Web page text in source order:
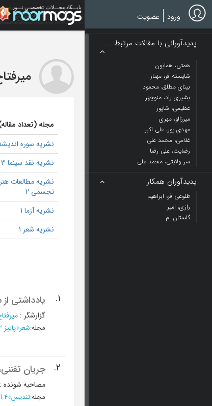
Skip
to
main
ورود عضویت
پدیدآورانی با مقالات مرتبط ...
همتی، همایون
شایسته فر، مهناز
بینای مطلق، محمود
بشیری راد، منوچهر
عظیمی، شاپور
میرزالو، مهری
مهدی پور، علی اکبر
غلامی، محمد علی
رضایت، علی رضا
سر ولایتی، محمد علی
پدیدآوران همکار
طلوعی فر، ابراهیم
رازی، امیر
گلستان، م
مجله (تعداد
نشریه سوره اندیشه
نشریه نقد سینما 3
نشریه مطالعات
تجسمی 2
نشریه آزما 1
نشریه شعر 1
1. یادداشتی
گزارشگر :
مجله:شعر»پاییز 1392 - شماره 70
2. جریان
مصاحبه شونده :
مجله:تندیس»4 اسفند 1388 - شماره 169